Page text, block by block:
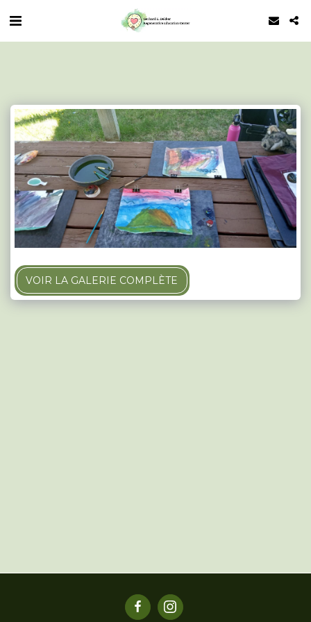
VOIR LA GALERIE COMPLÈTE